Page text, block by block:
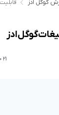
گوگل ادز
گوگل ادز
21 خرداد 1405